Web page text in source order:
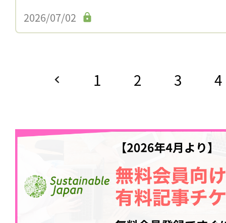
2026/07/02
1 2 3 4